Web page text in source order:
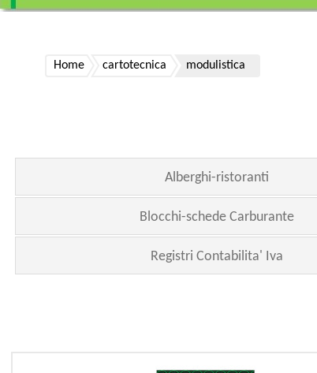
Home cartotecnica modulistica
Alberghi-ristoranti
Blocchi-schede Carburante
Registri Contabilita' Iva